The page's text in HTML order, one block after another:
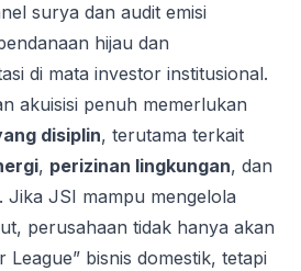
surya dan audit emisi
hijau dan
di mata investor institusional.
akuisisi penuh memerlukan
disiplin, terutama terkait
, perizinan lingkungan, dan
. Jika JSI mampu mengelola
perusahaan tidak hanya akan
League” bisnis domestik, tetapi